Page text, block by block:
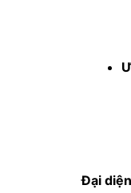
Đại